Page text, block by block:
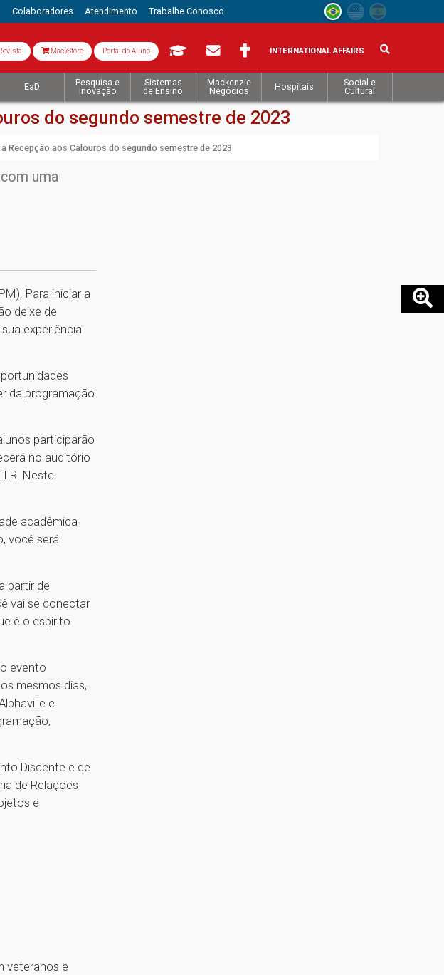
Colaboradores Atendimento Trabalhe Conosco
MackStore Portal do Aluno INTERNATIONAL AFFAIRS
EaD
Pesquisa e
Inovação
Sistemas
de Ensino
Mackenzie
Negócios
Hospitais
Social e
Cultural
do segundo semestre de 2023
Recepção aos Calouros do segundo semestre de 2023
uma
Para iniciar a
deixe de
experiência
da programação
participarão
no auditório
Neste
acadêmica
você será
partir de
vai se conectar
é o espírito
evento
mesmos dias,
e
Discente e de
de Relações
e
veteranos e